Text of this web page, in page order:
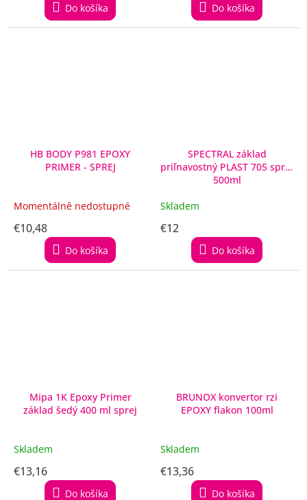
Do košíka Do košíka
HB BODY P981 EPOXY
PRIMER - SPREJ
Momentálně nedostupné
€10,48
Do košíka
SPECTRAL základ
priľnavostný PLAST 705 sprej
500ml
Skladem
€12
Do košíka
Mipa 1K Epoxy Primer
základ šedý 400 ml sprej
Skladem
€13,16
Do košíka
BRUNOX konvertor rzi
EPOXY flakon 100ml
Skladem
€13,36
Do košíka